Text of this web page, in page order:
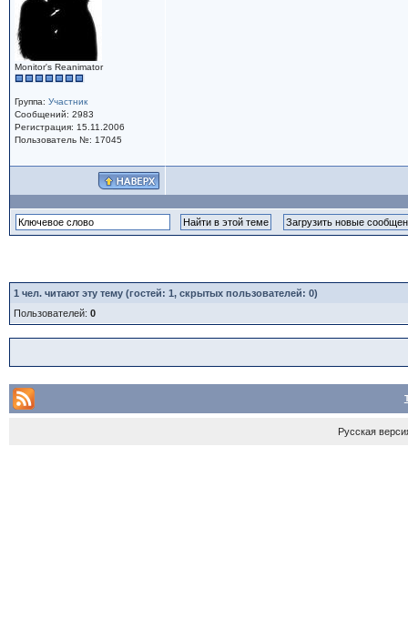
Monitor's Reanimator
Группа: Участник
Сообщений: 2983
Регистрация: 15.11.2006
Пользователь №: 17045
1 чел. читают эту тему (гостей: 1, скрытых пользователей: 0)
Пользователей: 0
Русская